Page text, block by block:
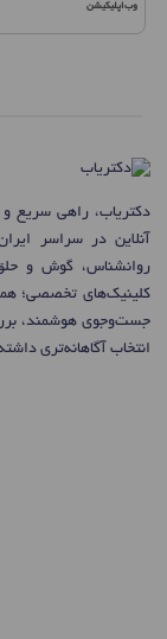
وب‌اپلیکیشن
دکتریاب، راهی سریع
آنلاین در سراسر
روانشناس، گوش و حلق
کلینیک‌های تخصصی؛
جست‌وجوی هوشمند،
انتخاب آگاهانه‌تری